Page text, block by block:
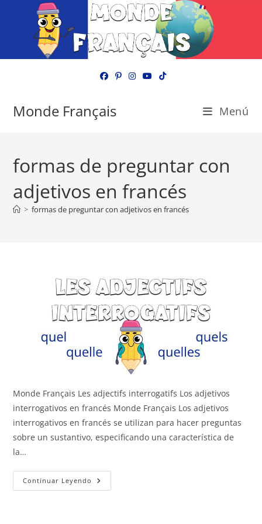
Monde Français Menú
formas de preguntar con
adjetivos en francés
> formas de preguntar con adjetivos en francés
Monde Français Les adjectifs interrogatifs Los adjetivos
interrogativos en francés Monde Français Los adjetivos
interrogativos en francés se utilizan para hacer preguntas
sobre un sustantivo, especificando una característica de
la…
Continuar Leyendo Los
Adjetivos